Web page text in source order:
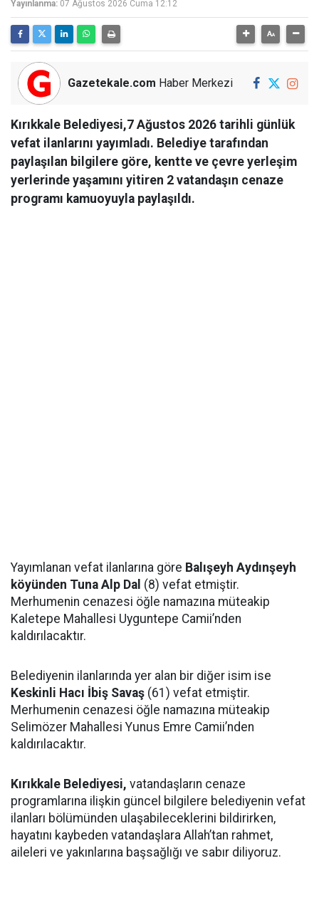
Yayınlanma: 07 Ağustos 2026 Cuma 12:12
Gazetekale.com Haber Merkezi
Kırıkkale Belediyesi,7 Ağustos 2026 tarihli günlük
vefat ilanlarını yayımladı. Belediye tarafından
paylaşılan bilgilere göre, kentte ve çevre yerleşim
yerlerinde yaşamını yitiren 2 vatandaşın cenaze
programı kamuoyuyla paylaşıldı.
Yayımlanan vefat ilanlarına göre Balışeyh Aydınşeyh
köyünden Tuna Alp Dal (8) vefat etmiştir.
Merhumenin cenazesi öğle namazına müteakip
Kaletepe Mahallesi Uyguntepe Camii’nden
kaldırılacaktır.
Belediyenin ilanlarında yer alan bir diğer isim ise
Keskinli Hacı İbiş Savaş (61) vefat etmiştir.
Merhumenin cenazesi öğle namazına müteakip
Selimözer Mahallesi Yunus Emre Camii’nden
kaldırılacaktır.
Kırıkkale Belediyesi, vatandaşların cenaze
programlarına ilişkin güncel bilgilere belediyenin vefat
ilanları bölümünden ulaşabileceklerini bildirirken,
hayatını kaybeden vatandaşlara Allah’tan rahmet,
aileleri ve yakınlarına başsağlığı ve sabır diliyoruz.